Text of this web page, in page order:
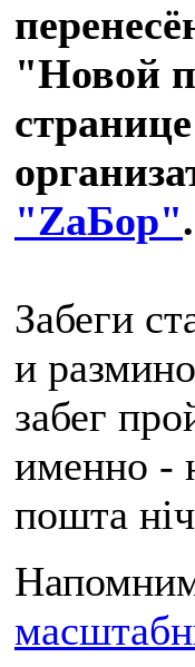
"Новой
"ZаБор".
Забеги
и
забег
именно -
пошта